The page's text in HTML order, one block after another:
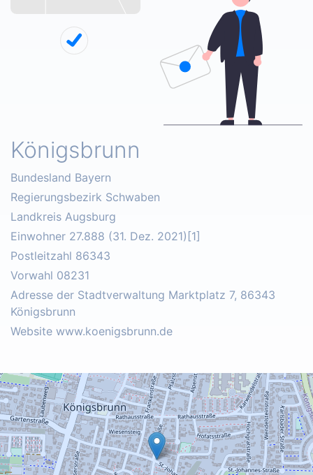
Königsbrunn
Bundesland Bayern
Regierungsbezirk Schwaben
Landkreis Augsburg
Einwohner 27.888 (31. Dez. 2021)[1]
Postleitzahl 86343
Vorwahl 08231
Adresse der Stadtverwaltung Marktplatz 7, 86343
Königsbrunn
Website www.koenigsbrunn.de